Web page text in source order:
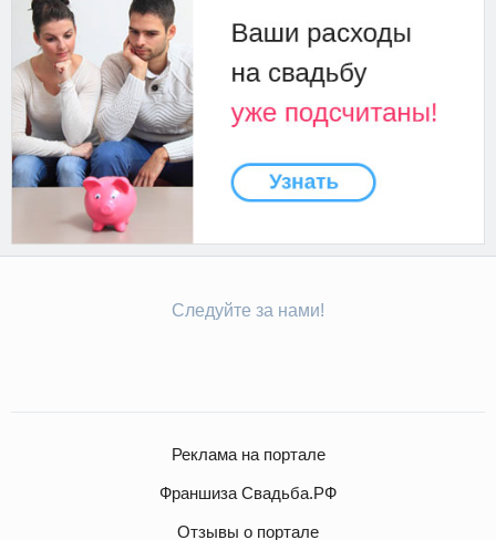
Следуйте за нами!
Реклама на портале
Франшиза Свадьба.РФ
Отзывы о портале